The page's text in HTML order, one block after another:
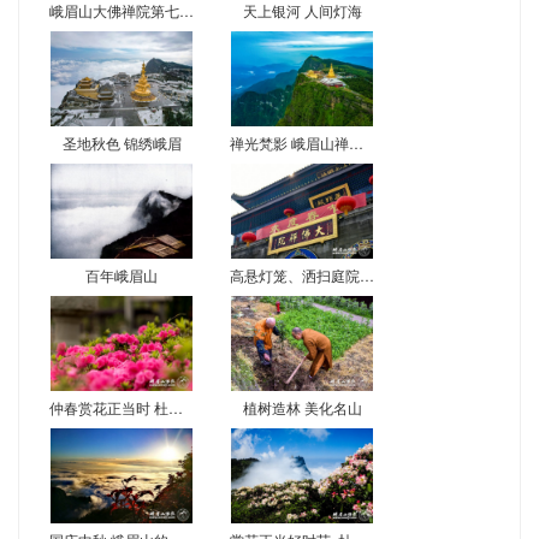
峨眉山大佛禅院第七届菊花展 天上银河 人间灯海
圣地秋色 锦绣峨眉 禅光梵影 峨眉山禅意影像
百年峨眉山 高悬灯笼、洒扫庭院，峨眉山各寺院喜气洋洋迎新春
仲春赏花正当时 杜鹃牡丹相映红 植树造林 美化名山